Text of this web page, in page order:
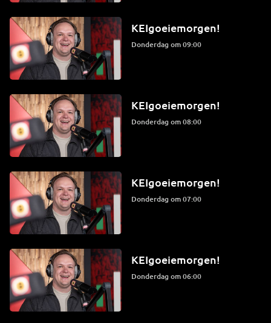
KEIgoeiemorgen!
donderdag om 09:00
KEIgoeiemorgen!
donderdag om 08:00
KEIgoeiemorgen!
donderdag om 07:00
KEIgoeiemorgen!
donderdag om 06:00